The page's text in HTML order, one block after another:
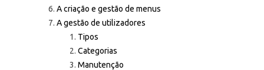
A criação e gestão de menus
A gestão de utilizadores
Tipos
Categorias
Manutenção